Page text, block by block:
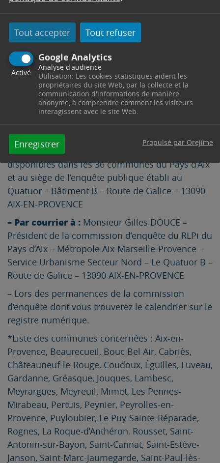
Tout accepter Tout refuser
Google Analytics
Activé
Analyse d'audience
Utilisation: Les cookies statistiques aident les
propriétaires du site Web, par la collecte et la
communication d'informations de manière
anonyme, à comprendre comment les visiteurs
interagissent avec le site Web.
Enregistrer Propulsé par Orejime
approbation finale courant 2024.
Pour exprimer son avis pendant l’enquête
publique :
– Via un registre numérique :
https://www.registre-
numerique.fr/enquetepublique-rlpi-paysdaix
– Par mail à :
paysdaix@mail.registre-numerique.fr
– Sur les registres d’enquête papier
disponibles dans les 36 communes du Pays d’Aix
et au siège de l’enquête publique établi au
Quatuor – Bâtiment B – Route de Galice – 13090
AIX-EN-PROVENCE
– Par courrier à : Monsieur Gilles DOUCE –
Président de la commission d’enquête du RLPi du
Pays d’Aix – Métropole Aix-Marseille-Provence –
Service Urbanisme Secteur Nord – Le Quatuor B –
Route de Galice – 13090 AIX-EN-PROVENCE
– Lors des permanences de la commission
d’enquête dont vous trouverez le calendrier sur le
registre numérique.
*Liste des communes concernées : Aix-en-
Provence, Beaurecueil, Bouc Bel Air, Cabriès,
Châteauneuf-le-Rouge, Coudoux, Éguilles, Fuveau,
Gardanne, Gréasque, Jouques, Lambesc,
Meyrargues, Meyreuil, Mimet, Les Pennes-
Mirabeau, Pertuis, Peynier, Peyrolles-en-
Provence, Puyloubier, Le Puy-Sainte-Réparade,
Rognes, La Roque-d’Anthéron, Rousset, Saint-
Antonin-sur-Bayon, Saint-Cannat, Saint-Estève-
Janson, Saint-Marc-Jaumegarde, Saint-Paul-lès-